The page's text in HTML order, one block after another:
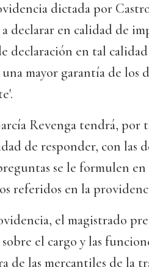
dictada por
a declarar en calidad de
declaración en tal
mayor garantía de los
Revenga tendrá, por
de responder, con las
se le formulen
referidos en la
el magistrado
el cargo y las
de las mercantiles de la